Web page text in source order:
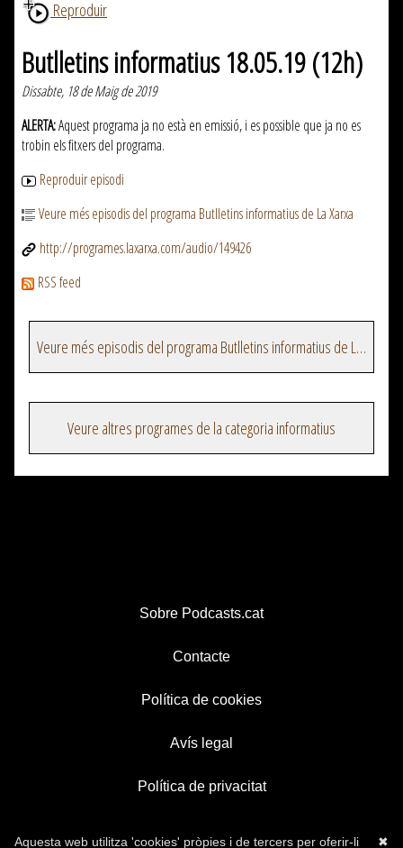
Reproduir
Butlletins informatius 18.05.19 (12h)
Dissabte, 18 de Maig de 2019
ALERTA:Aquest programa ja no està en emissió, i es possible que ja no es
trobin els fitxers del programa.
Reproduir episodi
Veure més episodis del programa Butlletins informatius de La Xarxa
http://programes.laxarxa.com/audio/149426
RSS feed
Veure més episodis del programa Butlletins informatius de La Xarxa
Veure altres programes de la categoria informatius
Sobre Podcasts.cat
Contacte
Política de cookies
Avís legal
Política de privacitat
✖
Aquesta web utilitza 'cookies' pròpies i de tercers per oferir-li